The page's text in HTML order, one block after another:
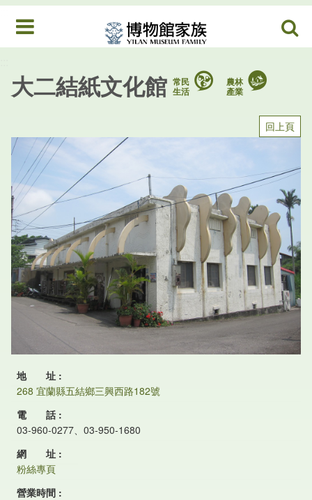
跳到中央內容區塊
MENU
大二結紙文化館 常民
生活
農林
產業
回上頁
地 址
268 宜蘭縣五結鄉三興西路182號
電 話
03-960-0277、03-950-1680
網 址
粉絲專頁
營業時間